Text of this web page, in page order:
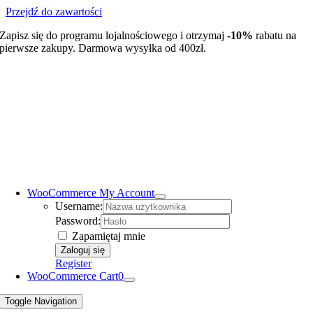
Przejdź do zawartości
Zapisz się do programu lojalnościowego i otrzymaj-10% rabatu na
pierwsze zakupy. Darmowa wysyłka od 400zł.
WooCommerce My Account
Username:
Password:
Zapamiętaj mnie
Register
WooCommerce Cart0
Toggle Navigation